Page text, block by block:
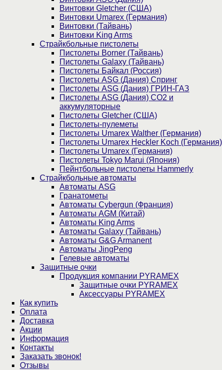
Винтовки Gletcher (США)
Винтовки Umarex (Германия)
Винтовки (Тайвань)
Винтовки King Arms
Страйкбольные пистолеты
Пистолеты Borner (Тайвань)
Пистолеты Galaxy (Тайвань)
Пистолеты Байкал (Россия)
Пистолеты ASG (Дания) Спринг
Пистолеты ASG (Дания) ГРИН-ГАЗ
Пистолеты ASG (Дания) CO2 и
аккумуляторные
Пистолеты Gletcher (США)
Пистолеты-пулеметы
Пистолеты Umarex Walther (Германия)
Пистолеты Umarex Heckler Koch (Германия)
Пистолеты Umarex (Германия)
Пистолеты Tokyo Marui (Япония)
Пейнтбольные пистолеты Hammerly
Страйкбольные автоматы
Автоматы ASG
Гранатометы
Автоматы Cybergun (Франция)
Автоматы AGM (Китай)
Автоматы King Arms
Автоматы Galaxy (Тайвань)
Автоматы G&G Armanent
Автоматы JingPeng
Гелевые автоматы
Защитные очки
Продукция компании PYRAMEX
Защитные очки PYRAMEX
Аксессуары PYRAMEX
Как купить
Оплата
Доставка
Акции
Информация
Контакты
Заказать звонок!
Отзывы